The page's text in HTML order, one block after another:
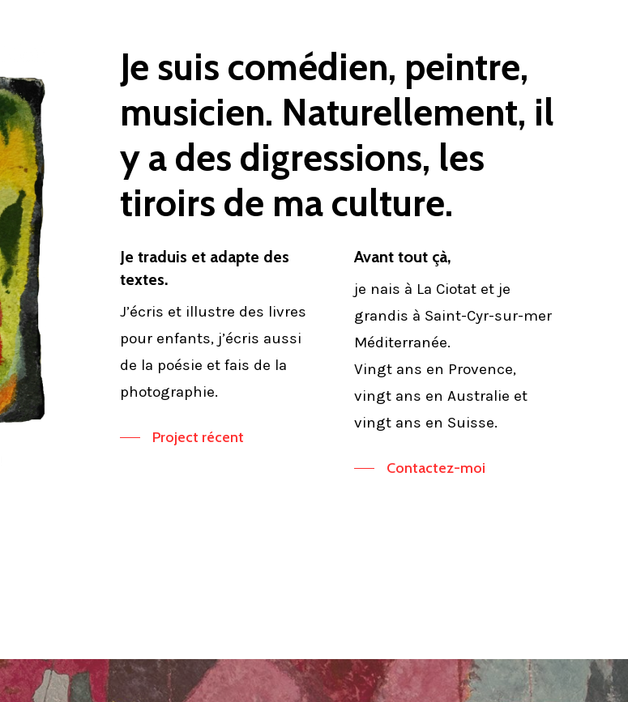
Je suis comédien, peintre,
musicien. Naturellement, il
yades digressions, les
tiroirs de maculture.
Je traduis et adapte des
textes.
J’écris et illustre des livres
pour enfants, j’écris aussi
de la poésie et fais de la
photographie.
Project récent
Avant tout çà,
je nais à La Ciotat et je
grandis à Saint-Cyr-sur-mer
Méditerranée.
Vingt ans en Provence,
vingt ans en Australie et
vingt ans en Suisse.
Contactez-moi